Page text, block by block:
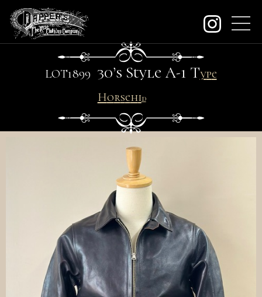
contact
KeywordSearch
SEARCH
1899 30’s Style A-1Type Horse